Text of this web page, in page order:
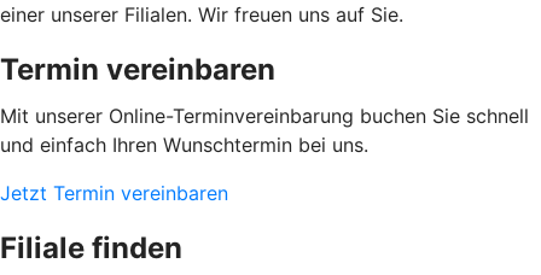
einer unserer Filialen. Wir freuen uns auf Sie.
Termin vereinbaren
Mit unserer Online-Terminvereinbarung buchen Sie schnell
und einfach Ihren Wunschtermin bei uns.
Jetzt Termin vereinbaren
Filiale finden